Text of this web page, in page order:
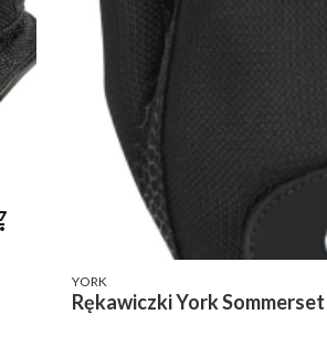
PRODUCENT
YORK